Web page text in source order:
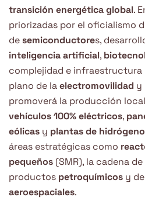
transición energética global.
priorizadas por el oficialismo
de semiconductores,
inteligencia artificial,
complejidad e infraestructura
plano de laelectromovilidad y
promoverá la producción
vehículos 100% eléctricos,
eólicas y plantas de hidrógeno
áreas estratégicas como
pequeños (SMR), la cadena
productos petroquímicos y
aeroespaciales.